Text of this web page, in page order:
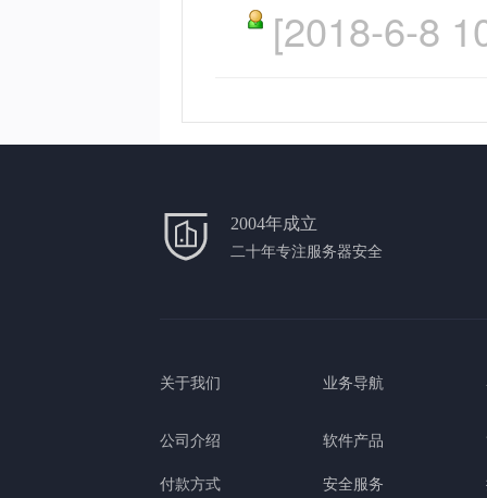
[2018-6-8
2004年成立
二十年专注服务器安全
关于我们
公司介绍
付款方式
业务导航
软件产品
安全服务